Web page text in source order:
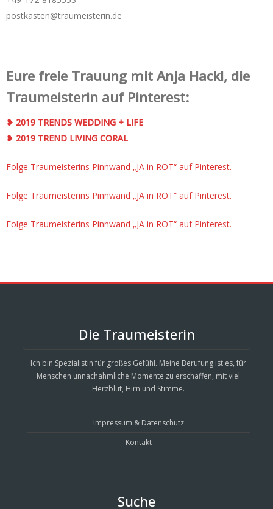
postkasten@traumeisterin.de
Eure freie Trauung mit Anja Hackl, die
Traumeisterin auf Pinterest:
❥ 2019 TRENDS WEDDING + LIFE
❥ 2019 TREND LIVING CORAL
Folge Traumeisterins Pinnwand „JA in ROT“ auf Pinterest.
Folge Traumeisterins Pinnwand „JA in ROT“ auf Pinterest.
Folge Traumeisterins Pinnwand „JA in ROT“ auf Pinterest.
Die Traumeisterin
Ich bin Spezialistin für großes Gefühl. Meine Berufung ist es, für
Menschen unnachahmliche Momente zu erschaffen, mit viel
Herzblut, Hirn und Stimme.
Impressum & Datenschutz
Kontakt
Suche